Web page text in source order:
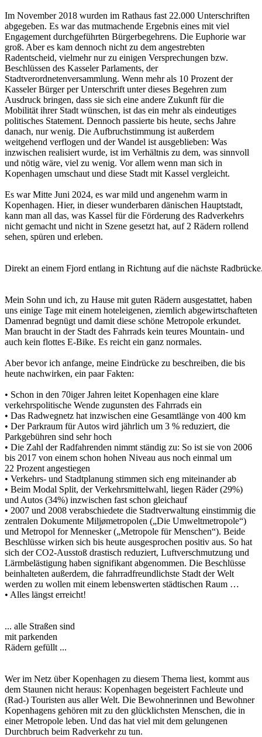
Im November 2018 wurden im Rathaus fast 22.000 Unterschriften
abgegeben. Es war das mutmachende Ergebnis eines mit viel
Engagement durchgeführten Bürgerbegehrens. Die Euphorie war
groß. Aber es kam dennoch nicht zu dem angestrebten
Radentscheid, vielmehr nur zu einigen Versprechungen bzw.
Beschlüssen des Kasseler Parlaments, der
Stadtverordnetenversammlung. Wenn mehr als 10 Prozent der
Kasseler Bürger per Unterschrift unter dieses Begehren zum
Ausdruck bringen, dass sie sich eine andere Zukunft für die
Mobilität ihrer Stadt wünschen, ist das ein mehr als eindeutiges
politisches Statement. Dennoch passierte bis heute, sechs Jahre
danach, nur wenig. Die Aufbruchstimmung ist außerdem
weitgehend verflogen und der Wandel ist ausgeblieben: Was
inzwischen realisiert wurde, ist im Verhältnis zu dem, was sinnvoll
und nötig wäre, viel zu wenig. Vor allem wenn man sich in
Kopenhagen umschaut und diese Stadt mit Kassel vergleicht.
Es war Mitte Juni 2024, es war mild und angenehm warm in
Kopenhagen. Hier, in dieser wunderbaren dänischen Hauptstadt,
kann man all das, was Kassel für die Förderung des Radverkehrs
nicht gemacht und nicht in Szene gesetzt hat, auf 2 Rädern rollend
sehen, spüren und erleben.
Direkt an einem Fjord entlang in Richtung auf die nächste
Mein Sohn und ich, zu Hause mit guten Rädern ausgestattet, haben
uns einige Tage mit einem hoteleigenen, ziemlich abgewirtschafteten
Damenrad begnügt und damit diese schöne Metropole erkundet.
Man braucht in der Stadt des Fahrrads kein teures Mountain- und
auch kein flottes E-Bike. Es reicht ein ganz normales.
Aber bevor ich anfange, meine Eindrücke zu beschreiben, die bis
heute nachwirken, ein paar Fakten:
• Schon in den 70iger Jahren leitet Kopenhagen eine klare
verkehrspolitische Wende zugunsten des Fahrrads ein
• Das Radwegnetz hat inzwischen eine Gesamtlänge von 400 km
• Der Parkraum für Autos wird jährlich um 3 % reduziert, die
Parkgebühren sind sehr hoch
• Die Zahl der Radfahrenden nimmt ständig zu: So ist sie von 2006
bis 2017 von einem schon hohen Niveau aus noch einmal um
22 Prozent angestiegen
• Verkehrs- und Stadtplanung stimmen sich eng miteinander ab
• Beim Modal Split, der Verkehrsmittelwahl, liegen Räder (29%)
und Autos (34%) inzwischen fast schon gleichauf
• 2007 und 2008 verabschiedete die Stadtverwaltung einstimmig die
zentralen Dokumente Miljømetropolen („Die Umweltmetropole“)
und Metropol for Mennesker („Metropole für Menschen“). Beide
Beschlüsse wirken sich bis heute ausgesprochen positiv aus. So hat
sich der CO2-Ausstoß drastisch reduziert, Luftverschmutzung und
Lärmbelästigung haben signifikant abgenommen. Die Beschlüsse
beinhalteten außerdem, die fahrradfreundlichste Stadt der Welt
werden zu wollen mit einem lebenswerten städtischen Raum …
• Alles längst erreicht!
... alle Straßen sind
mit parkenden
Rädern gefüllt ...
Wer im Netz über Kopenhagen zu diesem Thema liest, kommt aus
dem Staunen nicht heraus: Kopenhagen begeistert Fachleute und
(Rad-) Touristen aus aller Welt. Die Bewohnerinnen und Bewohner
Kopenhagens gehören mit zu den glücklichsten Menschen, die in
einer Metropole leben. Und das hat viel mit dem gelungenen
Durchbruch beim Radverkehr zu tun.